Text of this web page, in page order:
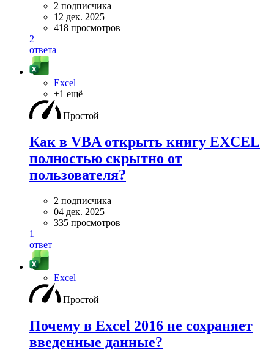
2 подписчика
12 дек. 2025
418 просмотров
2
ответа
Excel
+1 ещё
Простой
Как в VBA открыть книгу EXCEL
полностью скрытно от
пользователя?
2 подписчика
04 дек. 2025
335 просмотров
1
ответ
Excel
Простой
Почему в Excel 2016 не сохраняет
введенные данные?